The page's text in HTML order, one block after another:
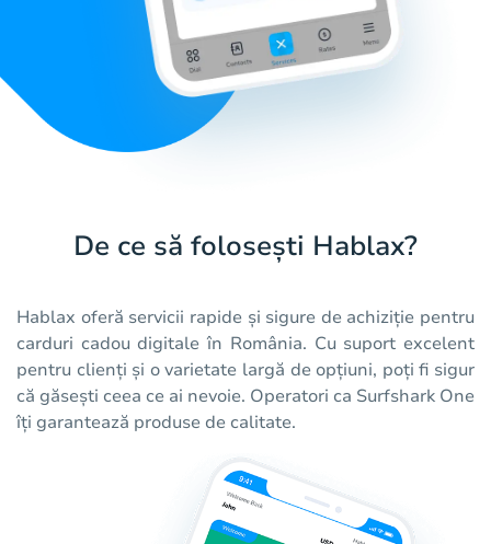
De ce să folosești Hablax?
Hablax oferă servicii rapide și sigure de achiziție pentru
carduri cadou digitale în România. Cu suport excelent
pentru clienți și o varietate largă de opțiuni, poți fi sigur
că găsești ceea ce ai nevoie. Operatori ca Surfshark One
îți garantează produse de calitate.